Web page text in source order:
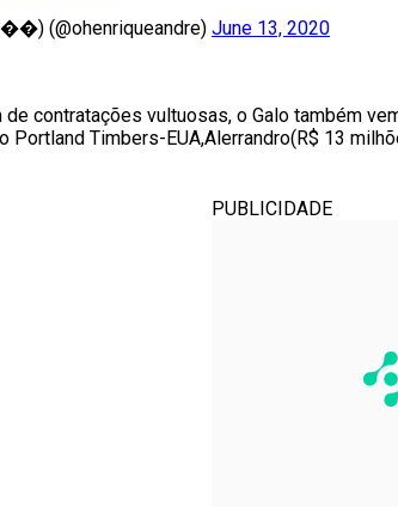
��) (@ohenriqueandre) June 13, 2020
de contratações vultuosas, o Galo também
Portland Timbers-EUA,Alerrandro(R$ 13
PUBLICIDADE